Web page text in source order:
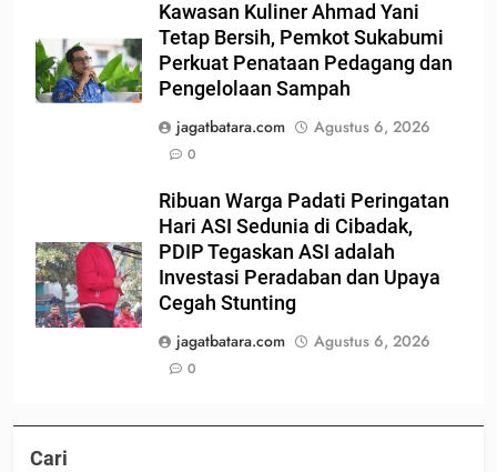
Kawasan Kuliner Ahmad Yani
Tetap Bersih, Pemkot Sukabumi
Perkuat Penataan Pedagang dan
Pengelolaan Sampah
jagatbatara.com
Agustus 6, 2026
0
Ribuan Warga Padati Peringatan
Hari ASI Sedunia di Cibadak,
PDIP Tegaskan ASI adalah
Investasi Peradaban dan Upaya
Cegah Stunting
jagatbatara.com
Agustus 6, 2026
0
Cari